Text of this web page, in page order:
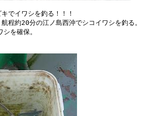
でイワシを釣る！！！
程約20分の江ノ島西沖でシコイワシを釣る。
を確保。